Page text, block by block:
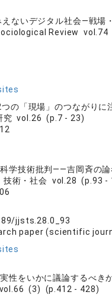
ないデジタル社会―戦場
Review
の「現場」のつながりに
究 vol.26 (p.7 - 23)
学技術批判――吉岡斉の
術・社会 vol.28 (p.93 -
jjsts.28.0_93
paper (scientific
性をいかに議論するべ
(3) (p.412 - 428)